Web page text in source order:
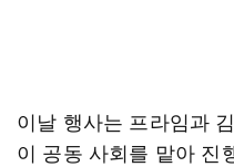
이날 행사는 프라임과
이 공동 사회를 맡아 진